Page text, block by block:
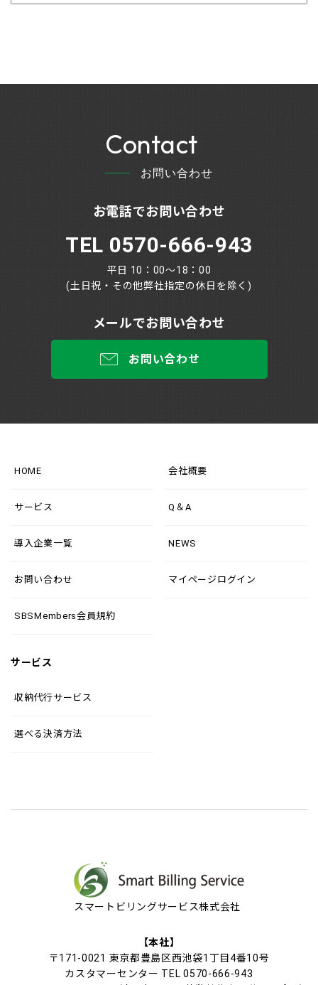
Contact
お問い合わせ
お電話でお問い合わせ
TEL 0570-666-943
平日 10：00～18：00
(土日祝・その他弊社指定の休日を除く)
メールでお問い合わせ
お問い合わせ
HOME 会社概要
サービス Q＆A
導入企業一覧 NEWS
お問い合わせ マイページログイン
SBSMembers会員規約
サービス
収納代行サービス
選べる決済方法
スマートビリングサービス株式会社
【本社】
〒171-0021 東京都豊島区西池袋1丁目4番10号
カスタマーセンター TEL 0570-666-943